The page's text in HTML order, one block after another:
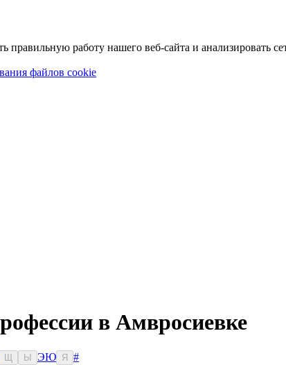
работу нашего веб-сайта и анализировать
файлов cookie
в Амвросиевке
Ы ЭЮ Я
#